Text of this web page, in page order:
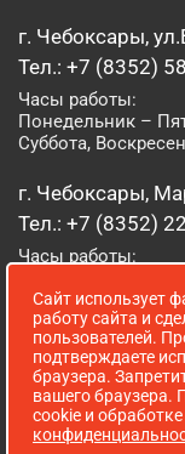
г. Чебоксары,
Тел.: +7 (8352)
Часы работы:
Понедельник –
Суббота,
г. Чебоксары,
Тел.: +7 (8352)
Часы работы:
Суббота,
г. Йошкар-Ола,
Тел.: (8362) 41-
Часы работы:
Понедельник –
Сайт использует
работу сайта и
пользователей.
подтверждаете
браузера.
вашего браузера.
cookie и